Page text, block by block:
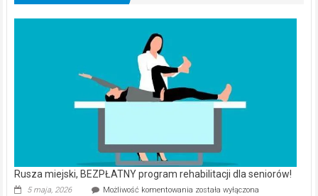
Rusza miejski, BEZPŁATNY program rehabilitacji dla seniorów!
5 maja, 2026 Możliwość komentowania Rusza
została wyłączona